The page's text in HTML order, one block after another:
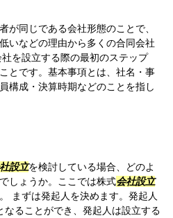
が同じである会社形態のことで、
いなどの理由から多くの合同会社
を設立する際の最初のステップ
とです。基本事項とは、社名・事
構成・決算時期などのことを指し
設立を検討している場合、どのよ
しょうか。ここでは株式会社設立
まずは発起人を決めます。発起人
なることができ、発起人は設立する